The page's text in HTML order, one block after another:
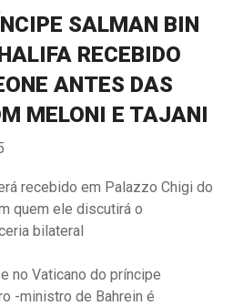
SALMAN BIN
RECEBIDO
ANTES DAS
MELONI E TAJANI
recebido em Palazzo Chigi do
quem ele discutirá o
bilateral
no Vaticano do príncipe
-ministro de Bahrein é